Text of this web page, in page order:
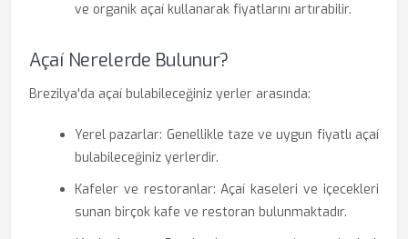
ve organik açaí kullanarak fiyatlarını artırabilir.
Açaí Nerelerde Bulunur?
Brezilya'da açaí bulabileceğiniz yerler arasında:
Yerel pazarlar: Genellikle taze ve uygun fiyatlı açaí
bulabileceğiniz yerlerdir.
Kafeler ve restoranlar: Açaí kaseleri ve içecekleri
sunan birçok kafe ve restoran bulunmaktadır.